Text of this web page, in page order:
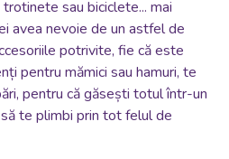
sau biciclete... mai
avea nevoie de un astfel de
potrivite, fie că este
pentru mămici sau hamuri, te
pentru că găsești totul într-un
te plimbi prin tot felul de